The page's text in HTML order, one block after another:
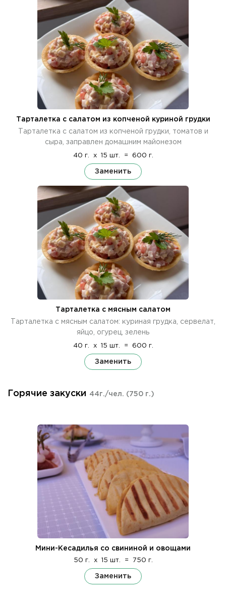
Тарталетка с салатом из копченой куриной грудки
Тарталетка с салатом из копченой грудки, томатов и
сыра, заправлен домашним майонезом
40 г. x 15 шт. = 600 г.
Заменить
Тарталетка с мясным салатом
Тарталетка с мясным салатом: куриная грудка, сервелат,
яйцо, огурец, зелень
40 г. x 15 шт. = 600 г.
Заменить
Горячие закуски 44г./чел. (750 г.)
Мини-Кесадилья со свининой и овощами
50 г. x 15 шт. = 750 г.
Заменить